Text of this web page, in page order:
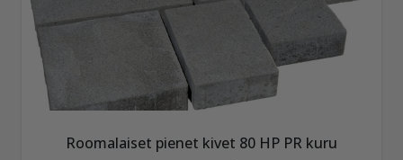
Roomalaiset pienet kivet 80 HP PR kuru